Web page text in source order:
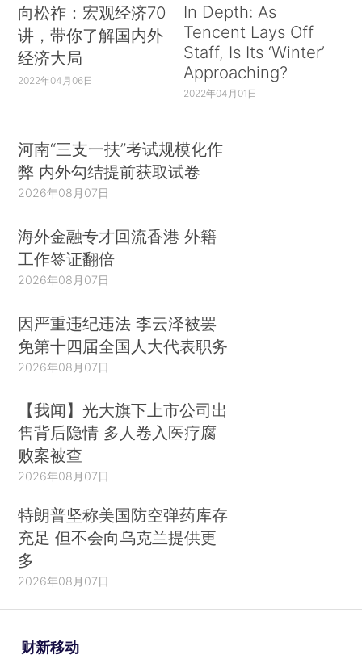
向松祚：宏观经济70
讲，带你了解国内外
经济大局
2022年04月06日
In Depth: As
Tencent Lays Off
Staff, Is Its ‘Winter’
Approaching?
2022年04月01日
河南“三支一扶”考试规模化作
弊 内外勾结提前获取试卷
2026年08月07日
海外金融专才回流香港 外籍
工作签证翻倍
2026年08月07日
因严重违纪违法 李云泽被罢
免第十四届全国人大代表职务
2026年08月07日
【我闻】光大旗下上市公司出
售背后隐情 多人卷入医疗腐
败案被查
2026年08月07日
特朗普坚称美国防空弹药库存
充足 但不会向乌克兰提供更
多
2026年08月07日
财新移动